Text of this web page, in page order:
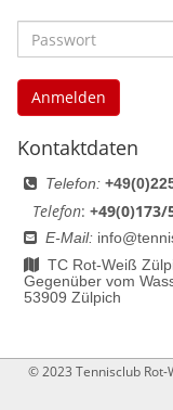
Anmelden
Kontaktdaten
Telefon:
Telefon: +49(0)173/
E-Mail:
TC Rot-Weiß
Gegenüber vom
53909 Zülpich
© 2023 Tennisclub Rot-